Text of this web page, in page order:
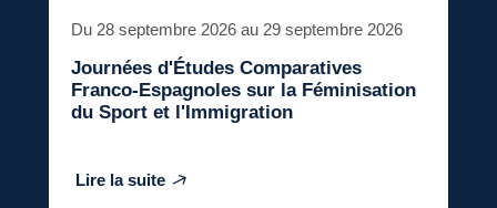
Du 28 septembre 2026 au 29 septembre 2026
Journées d'Études Comparatives
Franco-Espagnoles sur la Féminisation
du Sport et l'Immigration
Lire la suite